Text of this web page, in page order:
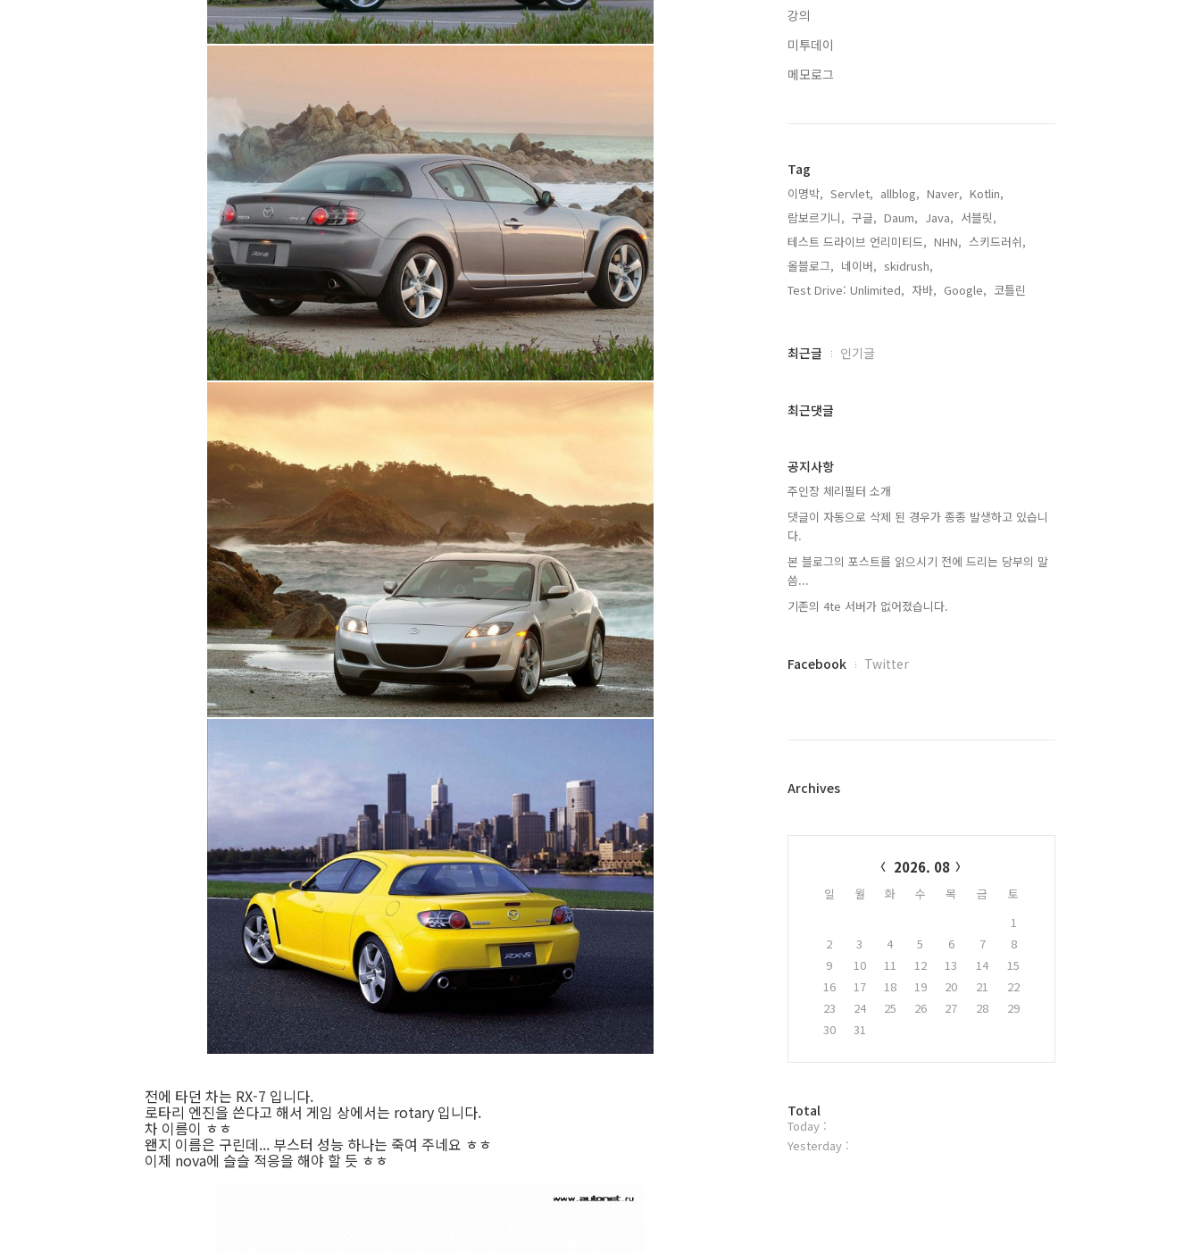
전에 타던 차는 RX-7 입니다.
로타리 엔진을 쓴다고 해서 게임 상에서는 rotary 입니다.
차 이름이 ㅎㅎ
왠지 이름은 구린데... 부스터 성능 하나는 죽여 주네요 ㅎㅎ
이제 nova에 슬슬 적응을 해야 할 듯 ㅎㅎ
강의
미투데이
메모로그
Tag
이명박, Servlet, allblog, Naver, Kotlin,
람보르기니, 구글, Daum, Java, 서블릿,
테스트 드라이브 언리미티드, NHN, 스키드러쉬,
올블로그, 네이버, skidrush,
Test Drive: Unlimited, 자바, Google, 코틀린,
최
과
글
최근글 인기글
최근댓글
공지사항
주인장 체리필터 소개
댓글이 자동으로 삭제 된 경우가 종종 발생하고 있습니
다.
본 블로그의 포스트를 읽으시기 전에 드리는 당부의 말
씀...
기존의 4te 서버가 없어졌습니다.
페
플
Facebook Twitter
Archives
2026. 08
일 월 화 수 목 금
토
1
2
3 4 5 6 7
8
9
10 11 12 13 14
15
16
17 18 19 20 21
22
23
24 25 26 27 28
29
30
31
방
문
자
Total
Today :
Yesterday :